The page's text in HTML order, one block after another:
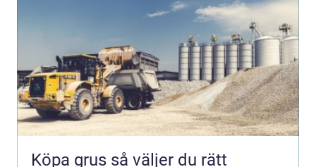
Köpa grus så väljer du rätt